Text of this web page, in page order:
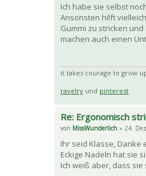
Ich habe sie selbst
Ansonsten hilft
Gummi zu stricken
machen auch einen
it takes courage to grow
ravelry und pinterest
Re: Ergonomisch
von MissWunderlich » 24.
Ihr seid Klasse, Danke
Eckige Nadeln hat sie
Ich weiß aber, dass